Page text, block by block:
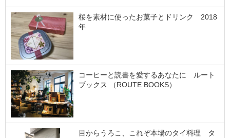
桜を素材に使ったお菓子とドリンク 2018
年
コーヒーと読書を愛するあなたに ルート
ブックス （ROUTE BOOKS）
目からうろこ、これぞ本場のタイ料理 タ